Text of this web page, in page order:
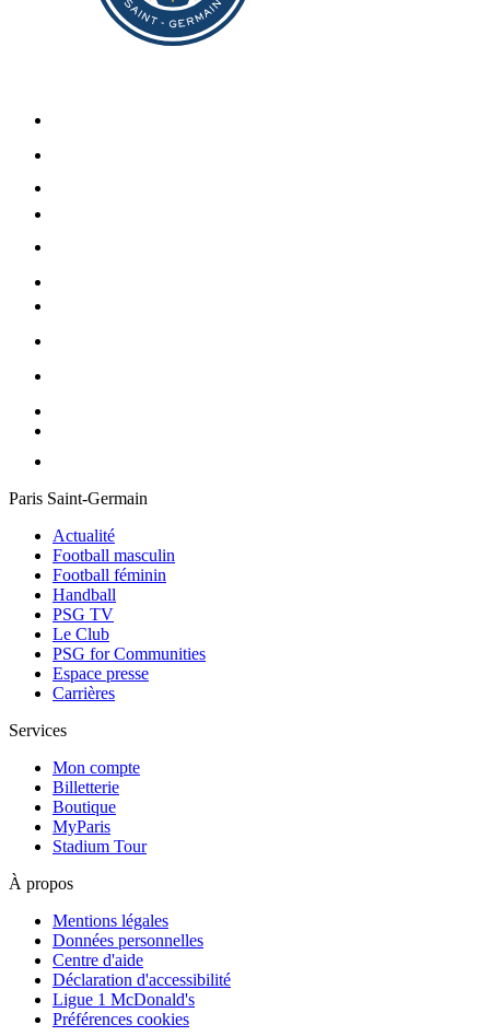
Paris Saint-Germain
Actualité
Football masculin
Football féminin
Handball
PSG TV
Le Club
PSG for Communities
Espace presse
Carrières
Services
Mon compte
Billetterie
Boutique
MyParis
Stadium Tour
À propos
Mentions légales
Données personnelles
Centre d'aide
Déclaration d'accessibilité
Ligue 1 McDonald's
Préférences cookies